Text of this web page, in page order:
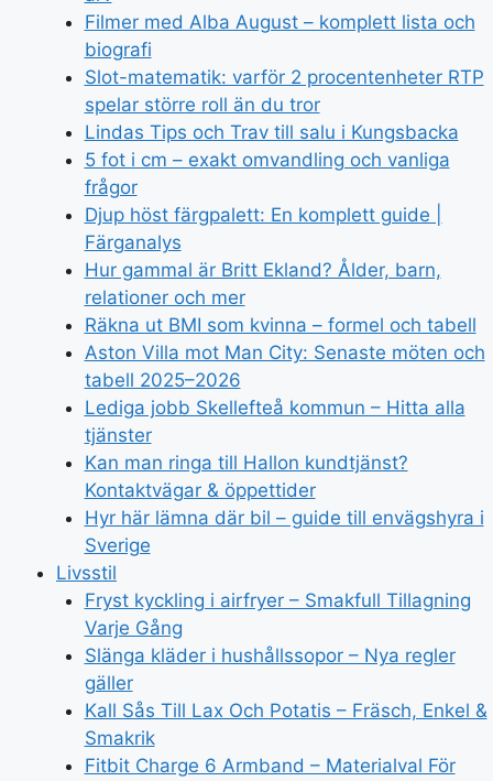
Filmer med Alba August – komplett lista och
biografi
Slot-matematik: varför 2 procentenheter RTP
spelar större roll än du tror
Lindas Tips och Trav till salu i Kungsbacka
5 fot i cm – exakt omvandling och vanliga
frågor
Djup höst färgpalett: En komplett guide |
Färganalys
Hur gammal är Britt Ekland? Ålder, barn,
relationer och mer
Räkna ut BMI som kvinna – formel och tabell
Aston Villa mot Man City: Senaste möten och
tabell 2025–2026
Lediga jobb Skellefteå kommun – Hitta alla
tjänster
Kan man ringa till Hallon kundtjänst?
Kontaktvägar & öppettider
Hyr här lämna där bil – guide till envägshyra i
Sverige
Livsstil
Fryst kyckling i airfryer – Smakfull Tillagning
Varje Gång
Slänga kläder i hushållssopor – Nya regler
gäller
Kall Sås Till Lax Och Potatis – Fräsch, Enkel &
Smakrik
Fitbit Charge 6 Armband – Materialval För